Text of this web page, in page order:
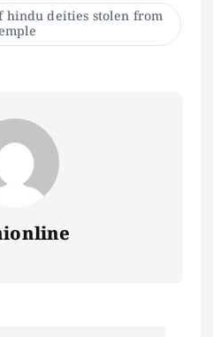
hindu deities stolen from